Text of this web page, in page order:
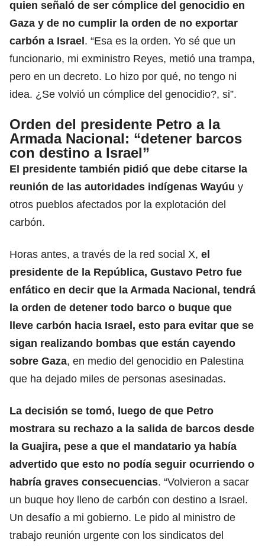
quien señaló de ser cómplice del genocidio en
Gaza y de no cumplir la orden de no exportar
carbón a Israel. “Esa es la orden. Yo sé que un
funcionario, mi exministro Reyes, metió una trampa,
pero en un decreto. Lo hizo por qué, no tengo ni
idea. ¿Se volvió un cómplice del genocidio?, si”.
Orden del presidente Petro a la
Armada Nacional: “detener barcos
con destino a Israel”
El presidente también pidió que debe citarse la
reunión de las autoridades indígenas Wayúu y
otros pueblos afectados por la explotación del
carbón.
Horas antes, a través de la red social X, el
presidente de la República, Gustavo Petro fue
enfático en decir que la Armada Nacional, tendrá
la orden de detener todo barco o buque que
lleve carbón hacia Israel, esto para evitar que se
sigan realizando bombas que están cayendo
sobre Gaza, en medio del genocidio en Palestina
que ha dejado miles de personas asesinadas.
La decisión se tomó, luego de que Petro
mostrara su rechazo a la salida de barcos desde
la Guajira, pese a que el mandatario ya había
advertido que esto no podía seguir ocurriendo o
habría graves consecuencias. “Volvieron a sacar
un buque hoy lleno de carbón con destino a Israel.
Un desafío a mi gobierno. Le pido al ministro de
trabajo reunión urgente con los sindicatos del